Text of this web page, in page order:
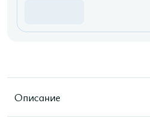
Описание